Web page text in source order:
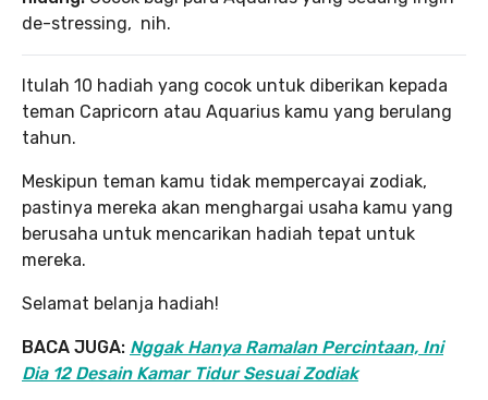
de-stressing, nih.
Itulah 10 hadiah yang cocok untuk diberikan kepada
teman Capricorn atau Aquarius kamu yang berulang
tahun.
Meskipun teman kamu tidak mempercayai zodiak,
pastinya mereka akan menghargai usaha kamu yang
berusaha untuk mencarikan hadiah tepat untuk
mereka.
Selamat belanja hadiah!
BACA JUGA: Nggak Hanya Ramalan Percintaan, Ini
Dia 12 Desain Kamar Tidur Sesuai Zodiak